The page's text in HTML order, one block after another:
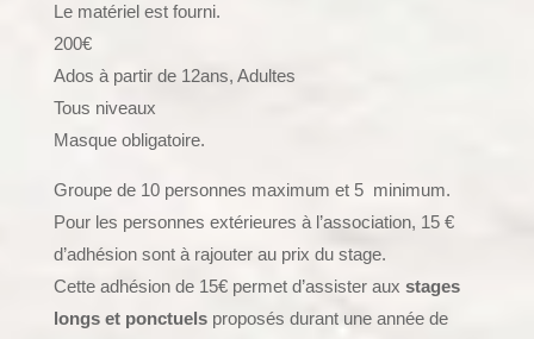
Le matériel est fourni.
200€
Ados à partir de 12ans, Adultes
Tous niveaux
Masque obligatoire.
Groupe de 10 personnes maximum et 5 minimum.
Pour les personnes extérieures à l’association, 15 €
d’adhésion sont à rajouter au prix du stage.
Cette adhésion de 15€ permet d’assister aux stages
longs et ponctuelsproposés durant une année de